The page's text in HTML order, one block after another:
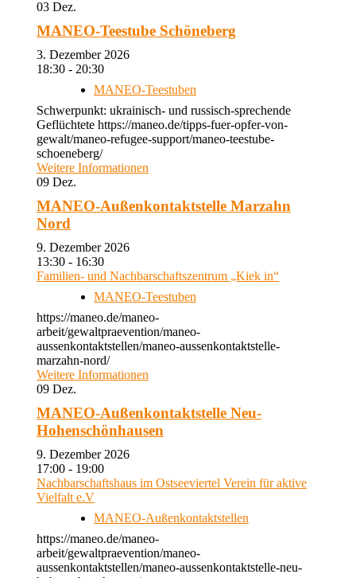
03 Dez.
MANEO-Teestube Schöneberg
3. Dezember 2026
18:30 - 20:30
MANEO-Teestuben
Schwerpunkt: ukrainisch- und russisch-sprechende
Geflüchtete https://maneo.de/tipps-fuer-opfer-von-
gewalt/maneo-refugee-support/maneo-teestube-
schoeneberg/
Weitere Informationen
09 Dez.
MANEO-Außenkontaktstelle Marzahn
Nord
9. Dezember 2026
13:30 - 16:30
Familien- und Nachbarschaftszentrum „Kiek in“
MANEO-Teestuben
https://maneo.de/maneo-
arbeit/gewaltpraevention/maneo-
aussenkontaktstellen/maneo-aussenkontaktstelle-
marzahn-nord/
Weitere Informationen
09 Dez.
MANEO-Außenkontaktstelle Neu-
Hohenschönhausen
9. Dezember 2026
17:00 - 19:00
Nachbarschaftshaus im Ostseeviertel Verein für aktive
Vielfalt e.V
MANEO-Außenkontaktstellen
https://maneo.de/maneo-
arbeit/gewaltpraevention/maneo-
aussenkontaktstellen/maneo-aussenkontaktstelle-neu-